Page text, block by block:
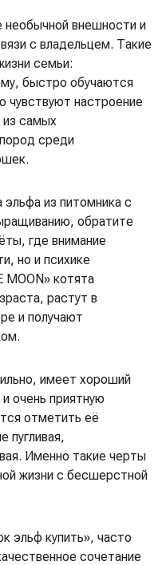
внешности и
с владельцем. Такие
семьи:
быстро обучаются
чувствуют настроение
из самых
среди
эльфа из питомника с
обратите
где внимание
но и психике
MOON» котята
растут в
и получают
имеет хороший
очень приятную
отметить её
пугливая,
Именно такие черты
жизни с бесшерстной
эльф купить», часто
сочетание